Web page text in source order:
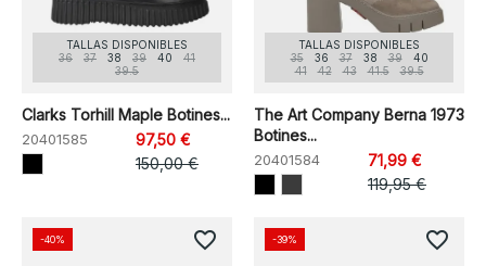
TALLAS DISPONIBLES
36
37 38 39 40
41
39.5
Clarks Torhill Maple Botines...
20401585
97,50 €
150,00 €
TALLAS DISPONIBLES
35
36 37 38 39
40
41
42 43 41.5 39.5
The Art Company Berna 1973
Botines...
20401584
71,99 €
119,95 €
-40% favorite_border -39% favorite_border